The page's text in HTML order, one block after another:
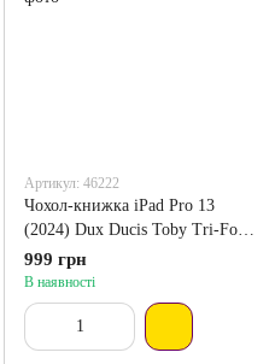
Артикул: 46222
Чохол-книжка iPad Pro 13
(2024) Dux Ducis Toby Tri-Fold
Smart Folio Case Blue
999 грн
В наявності